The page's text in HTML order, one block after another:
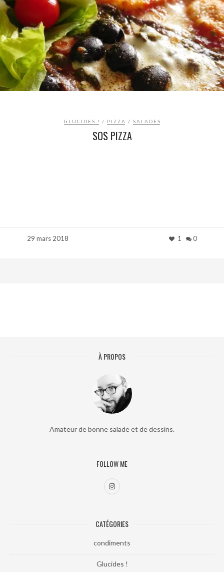
GLUCIDES ! / PIZZA / SALADES
SOS PIZZA
29 mars 2018 1 0
À PROPOS
Amateur de bonne salade et de dessins.
FOLLOW ME
CATÉGORIES
condiments
Glucides !